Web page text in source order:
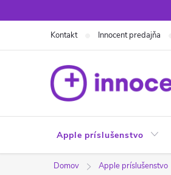
na
Kontakt Innocent predajňa
Apple príslušenstvo
Domov Apple príslušenstvo